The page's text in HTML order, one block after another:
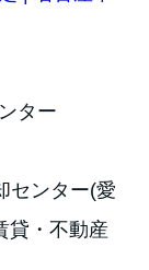
ター
センター(愛
貸・不動産